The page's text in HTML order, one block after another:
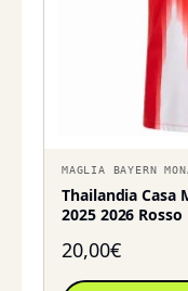
MAGLIA BAYERN
Thailandia Casa
2025 2026 Rosso
20,00€